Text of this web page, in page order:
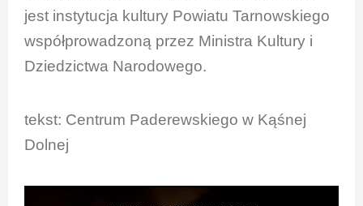
jest instytucja kultury Powiatu Tarnowskiego
współprowadzoną przez Ministra Kultury i
Dziedzictwa Narodowego.
tekst: Centrum Paderewskiego w Kąśnej
Dolnej